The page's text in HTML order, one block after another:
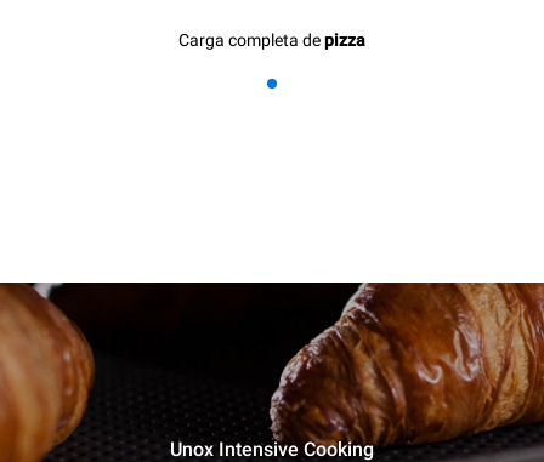
Carga completa depizza
Unox Intensive Cooking